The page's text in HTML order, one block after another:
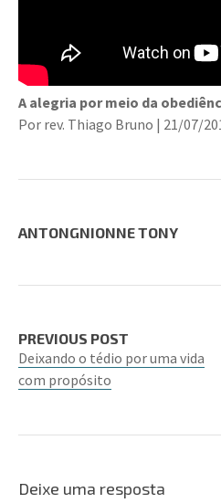
A alegria por meio da
Por rev. Thiago Bruno | 21/07/
ANTONGNIONNE TONY
PREVIOUS POST
Deixando o tédio por uma vida
com propósito
Deixe uma resposta